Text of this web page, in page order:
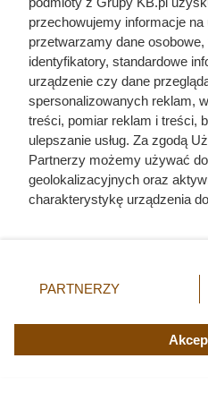
Wścieklizna u kota
zarazić się nią m.in. po
wylęgania się wirusa i jakie
przechowujemy informacje na
przetwarzamy dane
identyfikatory, standardowe
urządzenie czy dane
spersonalizowanych reklam,
treści, pomiar reklam i treści,
ulepszanie usług. Za zgodą
Partnerzy możemy używać
geolokalizacyjnych oraz
charakterystykę urządzenia
zmienić/wycofać klikając
znajdujący się w lewym
użytkownika, ale masz prawo
przetwarzaniu. Preferencje
PARTNERZY